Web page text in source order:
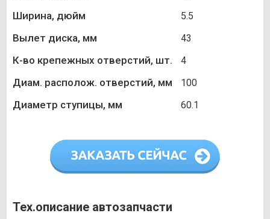
Ширина, дюйм 5.5
Вылет диска, мм 43
К-во крепежных отверстий, шт. 4
Диам. располож. отверстий, мм 100
Диаметр ступицы, мм 60.1
Тех.описание автозапчасти